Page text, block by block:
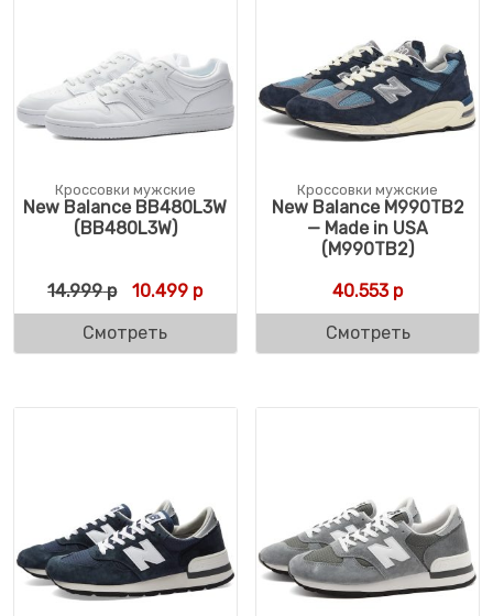
Кроссовки мужские
New Balance BB480L3W
(BB480L3W)
14.999р Первоначальная цена составляла 14.999
10.499 рТекущая цена: 10.499 р.
Смотреть
Кроссовки мужские
New Balance M990TB2
— Made in USA
(M990TB2)
40.553р
Смотреть